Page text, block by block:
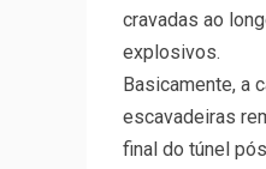
cravadas ao
explosivos.
Basicamente, a
escavadeiras
final do túnel